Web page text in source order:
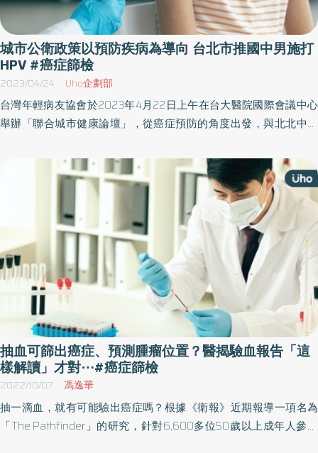
城市公衛政策以預防疾病為導向 台北市推國中男施打
HPV #癌症篩檢
2023/04/24 Uho企劃部
台灣年輕病友協會於2023年4月22日上午在台大醫院國際會議中心
舉辦「聯合城市健康論壇」，從癌症預防的角度出發，與北北中衛
離癌症威脅。此次論壇台灣年輕病友協會很榮幸的邀請到台北市衛
生局陳彥元局長、新北市衛生局陳潤秋局長、台中市衛生局副局長
陳麗娟、台北市議員張斯綱一同參與，協會同時邀請到了台灣年輕
病友協會理事長潘怡伶、臺大醫院內科部主治醫師梁嘉德醫師、台
大醫院婦產部主治醫師林芯伃進行篩檢與疾病資訊分享。 乳癌早期
治療存活率高達9成 台灣年輕病友協會宣導癌症篩檢的重要 台灣年
輕病友協會理事長潘怡伶以目前發生率為國內女性好發癌症第一位
的「乳癌」為中心出發，說明癌症篩檢在地方加強推廣對民眾的重
要性。乳癌雖然可怕，但只要早期發現並接受適當治療，早期乳癌
的5年存活率高達9成以上，但到了晚期的存活率即大幅下降至不到3
成。因此仍需共同努力宣導癌症篩檢的重要性，以期達到早期發現
早期治療。 台北市衛生局陳彥元局長提到，台北市市長蔣萬安要加
強預防醫學對市民有效的政策，朝健康城市前進，因此，接下來將
推動國中男性免費施打HPV疫苗，成為六都第一。台北市議員張斯
綱表示，癌症發生年齡越來越低，如何提早預防、降低癌症發生比
率，例如加強推廣癌症篩檢、將國中男學生納入九價HPV疫苗、改
抽血可篩出癌症、預測腫瘤位置？醫揭驗血報告「這
樣解讀」才對⋯#癌症篩檢
2022/10/07 馮逸華
抽一滴血，就有可能驗出癌症嗎？根據《衛報》近期報導一項名為
「The Pathfinder」的研究，針對6,600多位50歲以上成年人參加